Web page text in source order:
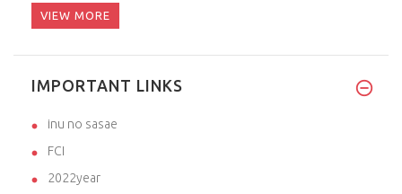
VIEW MORE
IMPORTANT LINKS
inu no sasae
FCI
2022year